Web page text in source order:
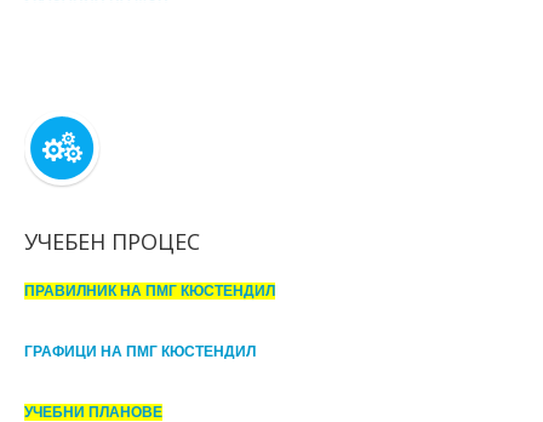
УЧЕБЕН ПРОЦЕС
ПРАВИЛНИК НА ПМГ КЮСТЕНДИЛ
ГРАФИЦИ НА ПМГ КЮСТЕНДИЛ
УЧЕБНИ ПЛАНОВЕ